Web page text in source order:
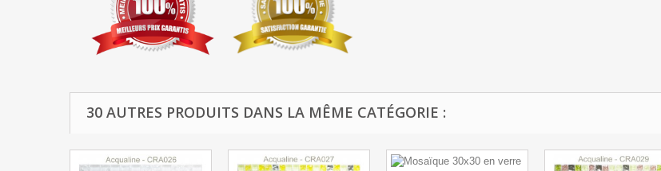
30 AUTRES PRODUITS DANS LA MÊME CATÉGORIE :